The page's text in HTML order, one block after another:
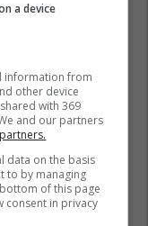
a device
information from
other device
with 369
and our partners
data on the basis
to by managing
of this page
consent in privacy